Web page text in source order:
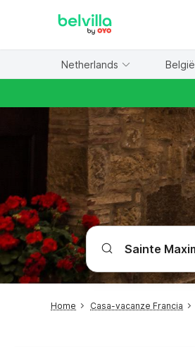
Netherlands België
Home Casa-vacanze Francia